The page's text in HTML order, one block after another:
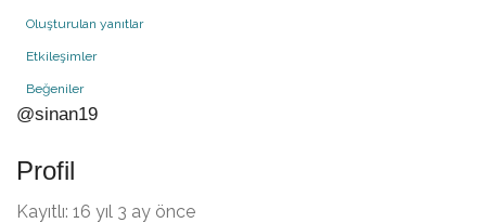
Oluşturulan yanıtlar
Etkileşimler
Beğeniler
@sinan19
Profil
Kayıtlı: 16 yıl 3 ay önce